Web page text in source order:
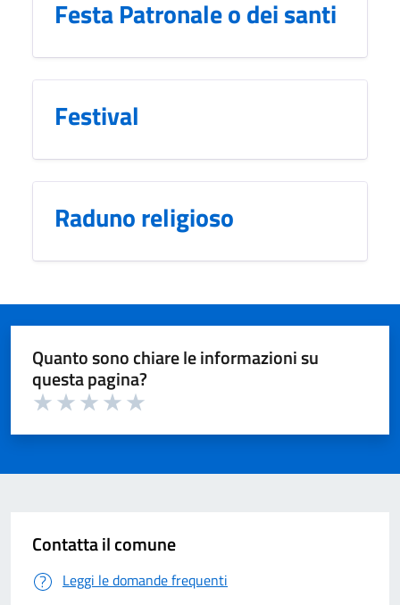
Festa Patronale o dei santi
Festival
Raduno religioso
Quanto sono chiare le informazioni su
questa pagina?
Contatta il comune
Leggi le domande frequenti